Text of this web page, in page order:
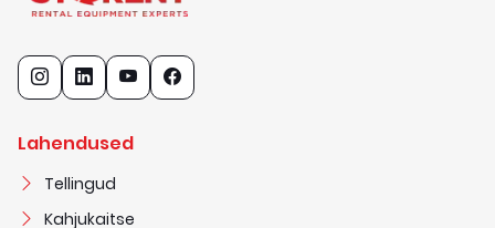
Lahendused
Tellingud
Kahjukaitse